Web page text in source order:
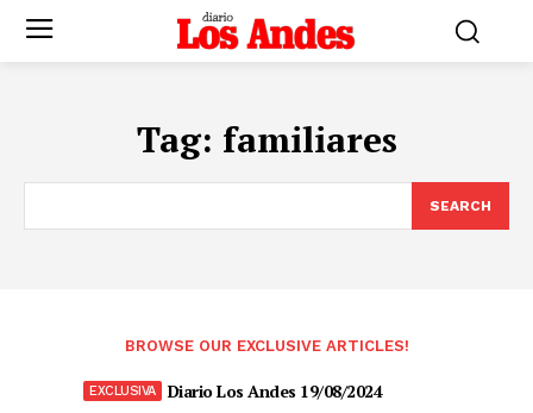
Tag: familiares
SEARCH
BROWSE OUR EXCLUSIVE ARTICLES!
Diario Los Andes 19/08/2024